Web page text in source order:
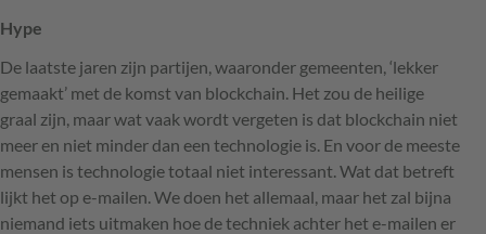
Hype
De laatste jaren zijn partijen, waaronder gemeenten, ‘lekker
gemaakt’ met de komst van blockchain. Het zou de heilige
graal zijn, maar wat vaak wordt vergeten is dat blockchain niet
meer en niet minder dan een technologie is. En voor de meeste
mensen is technologie totaal niet interessant. Wat dat betreft
lijkt het op e-mailen. We doen het allemaal, maar het zal bijna
niemand iets uitmaken hoe de techniek achter het e-mailen er